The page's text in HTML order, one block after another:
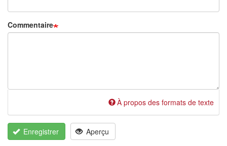
Commentaire
À propos des formats de texte
Enregistrer Aperçu